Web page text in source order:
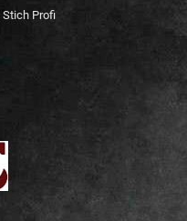
Stich Profi